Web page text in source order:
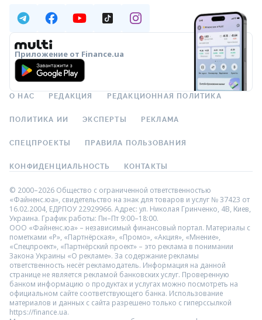
Приложение от Finance.ua
О НАС РЕДАКЦИЯ РЕДАКЦИОННАЯ ПОЛИТИКА
ПОЛИТИКА ИИ ЭКСПЕРТЫ РЕКЛАМА
СПЕЦПРОЕКТЫ ПРАВИЛА ПОЛЬЗОВАНИЯ
КОНФИДЕНЦИАЛЬНОСТЬ КОНТАКТЫ
© 2000–2026 Общество с ограниченной ответственностью
«Файненс.юа», свидетельство на знак для товаров и услуг № 37423 от
16.02.2004, ЕДРПОУ 22929966. Адрес: ул. Николая Гринченко, 4В, Киев,
Украина. График работы: Пн–Пт 9:00–18:00.
ООО «Файненс.юа» – независимый финансовый портал. Материалы с
пометками «Р», «Партнёрская», «Промо», «Акция», «Мнение»,
«Спецпроект», «Партнёрский проект» – это реклама в понимании
Закона Украины «О рекламе». За содержание рекламы
ответственность несёт рекламодатель. Информация на данной
странице не является рекламой банковских услуг. Проверенную
банком информацию о продуктах и услугах можно посмотреть на
официальном сайте соответствующего банка. Использование
материалов и данных с сайта разрешено только с гиперссылкой
https://finance.ua.